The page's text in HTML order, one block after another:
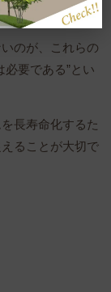
のが、これらの
要である”とい
長寿命化するた
ることが大切で